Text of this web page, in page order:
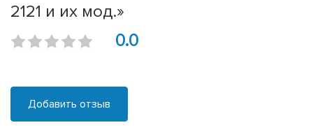
2121 и их мод.»
0.0
Добавить отзыв